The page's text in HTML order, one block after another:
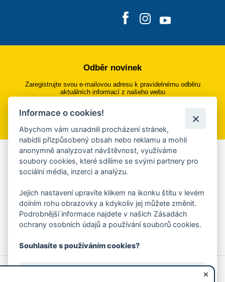
Odběr novinek
Zaregistrujte svou e-mailovou adresu k pravidelnému odběru
aktuálních informací z našeho webu
Přihlásit se k odběru
Aplikace Mobilní rozhlas
Chcete dostávat do svého mobilu či mailu upozornění na
ankety, pozvánky na kulturní a sportovní akce?
Více informací o aplikaci
© 2026 Magistrát města Zlína
Prohlášení o používání cookies
Informace o cookies!
Abychom vám usnadnili procházení stránek,
nabídli přizpůsobený obsah nebo reklamu a mohli
anonymně analyzovat návštěvnost, využíváme
soubory cookies, které sdílíme se svými partnery pro
sociální média, inzerci a analýzu.
Jejich nastavení upravíte klikem na ikonku štítu v levém
dolním rohu obrazovky a kdykoliv jej můžete změnit.
Podrobnější informace najdete v našich Zásadách
ochrany osobních údajů a používání souborů cookies.
Souhlasíte s používáním cookies?